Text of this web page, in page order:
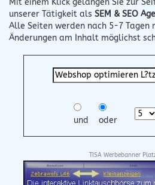
unserer Tätigkeit als SEM & SEO
Alle Seiten werden nach 5-7 Tagen
Änderungen am Inhalt möglichst
und oder
TISA Werbebanner